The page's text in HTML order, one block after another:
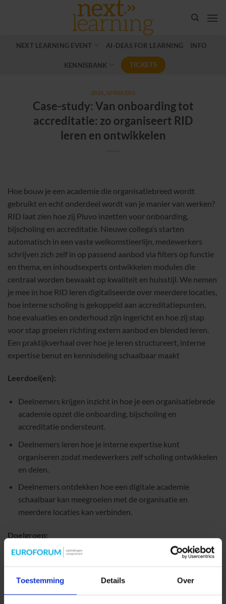
Toestemming Details Over
NEXT LEARNING EVENT AI-DEAS FOR LEARNING INFO
KENNISBANK TICKETS
2026 SPREKERS
Case-study: Van onboarding tot
accreditatie: zo organiseert RID
leren en ontwikkelen
Hoe bouw je een academie die organisatiebreed wordt
gebruikt en echt onderdeel wordt van je manier van werken?
RID laat zien hoe zij Pluvo inzetten voor onboarding,
bijscholing en accreditatie. Nieuwe collega’s starten
automatisch in een vaste welkomstleerlijn, medewerkers
schrijven zich zelf in op passend aanbod via filters op functie
en thema, en inhoudsexperts ontwikkelen modules die
centraal worden bewaakt op kwaliteit en huisstijl. We nemen
je mee in hoe RID leren digitaliseerde over meerdere locaties,
hoe interne scholing is gekoppeld aan accreditatiepunten,
hoe evaluaties en onderhoud zijn ingericht en hoe zij stap
voor stap groeien richting extern aanbod en blended leren.
Een praktijkverhaal over hoe je leren structureert, interne
expertise benut en kennisdeling schaalbaar maakt
Leerdoel(en):
Deelnemers krijgen inzicht in hoe je een organisatiebrede
academie opzet die onboarding, bijscholing en
accreditatie ondersteunt.
Deelnemers leren hoe je interne expertise kunt
organiseren zodat medewerkers zelf scholing ontwikkelen
en delen.
Deelnemers ontdekken hoe een digitale academie
schaalbaar kan meegroeien met de organisatie en
meerdere locaties kan verbinden.
Doelgroep:
Rol: L&D-traininer, -ontwikkelaar, -adviseur
Niveau: uitvoerend tot management
Expertise: beginnend tot gevorderd